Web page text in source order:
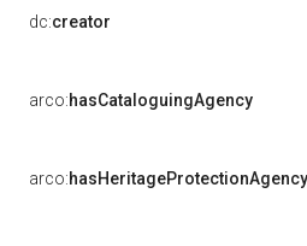
dc:creator
arco:hasCataloguingAgency
arco:hasHeritageProtectionAgency